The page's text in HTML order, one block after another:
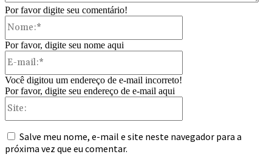
Por favor digite seu comentário!
Por favor, digite seu nome aqui
Você digitou um endereço de e-mail incorreto!
Por favor, digite seu endereço de e-mail aqui
Salve meu nome, e-mail e site neste navegador para a
próxima vez que eu comentar.